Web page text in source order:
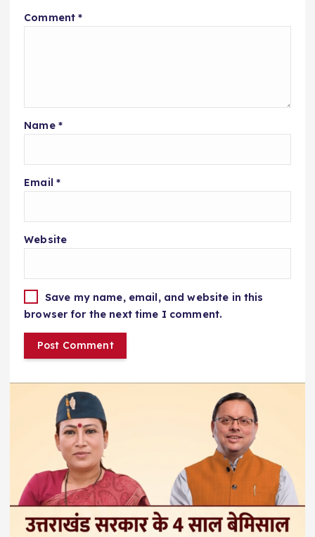
Comment*
Name *
Email *
Website
Save my name, email, and website in this
browser for the next time I comment.